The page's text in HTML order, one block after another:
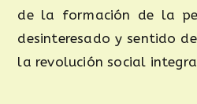
de la formación de la
desinteresado y sentido
la revolución social